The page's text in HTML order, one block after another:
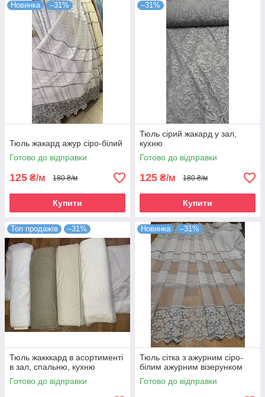
Новинка –31%
Тюль жакард ажур сіро-білий
Готово до відправки
125 ₴/м 180 ₴/м
Купити
–31%
Тюль сірий жакард у зал,
кухню
Готово до відправки
125 ₴/м 180 ₴/м
Купити
Топ продажів –31%
Тюль жакккард в асортименті
в зал, спальню, кухню
Готово до відправки
Новинка –31%
Тюль сітка з ажурним сіро-
білим ажурним візерунком
Готово до відправки